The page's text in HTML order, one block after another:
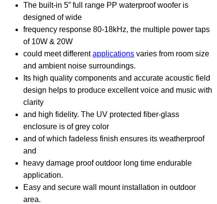
The built-in 5” full range PP waterproof woofer is
designed of wide
frequency response 80-18kHz, the multiple power taps
of 10W & 20W
could meet differentapplications varies from room size
and ambient noise surroundings.
Its high quality components and accurate acoustic field
design helps to produce excellent voice and music with
clarity
and high fidelity. The UV protected fiber-glass
enclosure is of grey color
and of which fadeless finish ensures its weatherproof
and
heavy damage proof outdoor long time endurable
application.
Easy and secure wall mount installation in outdoor
area.